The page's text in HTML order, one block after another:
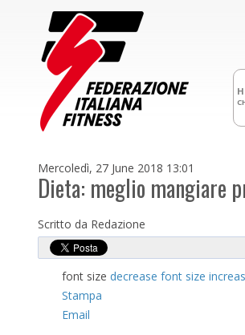
Mercoledì, 27 June 2018 13:01
Dieta: meglio mangiare
Scritto da Redazione
font size decrease font size
Stampa
Email